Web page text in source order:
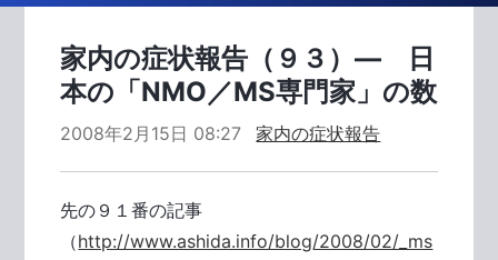
家内の症状報告（９３）― 日
本の「NMO／MS専門家」の数
2008年2月15日 08:27 家内の症状報告
先の９１番の記事
（http://www.ashida.info/blog/2008/02/_ms